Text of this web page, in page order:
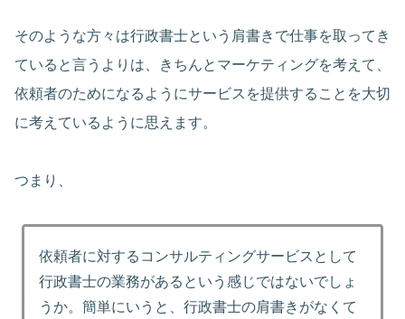
そのような方々は行政書士という肩書きで仕事を取ってき
ていると言うよりは、きちんとマーケティングを考えて、
依頼者のためになるようにサービスを提供することを大切
に考えているように思えます。
つまり、
依頼者に対するコンサルティングサービスとして
行政書士の業務があるという感じではないでしょ
うか。簡単にいうと、行政書士の肩書きがなくて